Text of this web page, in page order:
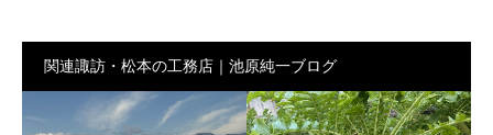
関連諏訪・松本の工務店｜池原純一ブログ